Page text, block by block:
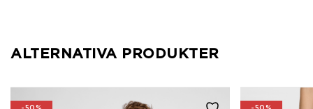
ALTERNATIVA PRODUKTER